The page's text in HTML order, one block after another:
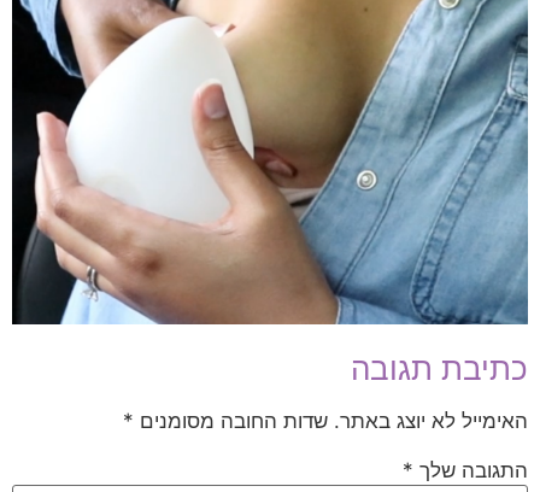
כתיבת תגובה
האימייל לא יוצג באתר. שדות החובה מסומנים *
התגובה שלך *